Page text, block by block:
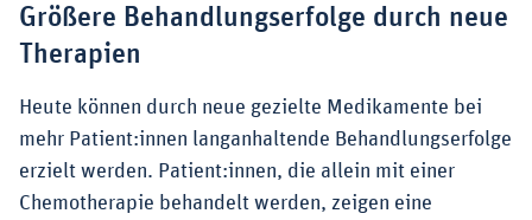
Größere Behandlungserfolge durch neue
Therapien
Heute können durch neue gezielte Medikamente bei
mehr Patient:innen langanhaltende Behandlungserfolge
erzielt werden. Patient:innen, die allein mit einer
Chemotherapie behandelt werden, zeigen eine